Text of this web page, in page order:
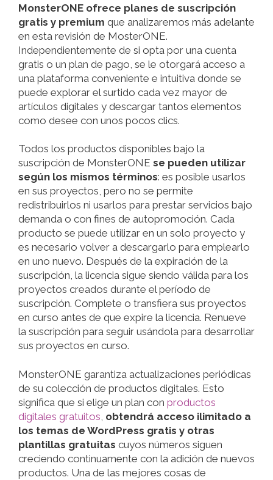
MonsterONE ofrece planes de suscripción
gratis y premium que analizaremos más adelante
en esta revisión de MosterONE.
Independientemente de si opta por una cuenta
gratis o un plan de pago, se le otorgará acceso a
una plataforma conveniente e intuitiva donde se
puede explorar el surtido cada vez mayor de
artículos digitales y descargar tantos elementos
como desee con unos pocos clics.
Todos los productos disponibles bajo la
suscripción de MonsterONE se pueden utilizar
según los mismos términos: es posible usarlos
en sus proyectos, pero no se permite
redistribuirlos ni usarlos para prestar servicios bajo
demanda o con fines de autopromoción. Cada
producto se puede utilizar en un solo proyecto y
es necesario volver a descargarlo para emplearlo
en uno nuevo. Después de la expiración de la
suscripción, la licencia sigue siendo válida para los
proyectos creados durante el período de
suscripción. Complete o transfiera sus proyectos
en curso antes de que expire la licencia. Renueve
la suscripción para seguir usándola para desarrollar
sus proyectos en curso.
MonsterONE garantiza actualizaciones periódicas
de su colección de productos digitales. Esto
significa que si elige un plan con productos
digitales gratuitos, obtendrá acceso ilimitado a
los temas de WordPress gratis y otras
plantillas gratuitas cuyos números siguen
creciendo continuamente con la adición de nuevos
productos. Una de las mejores cosas de